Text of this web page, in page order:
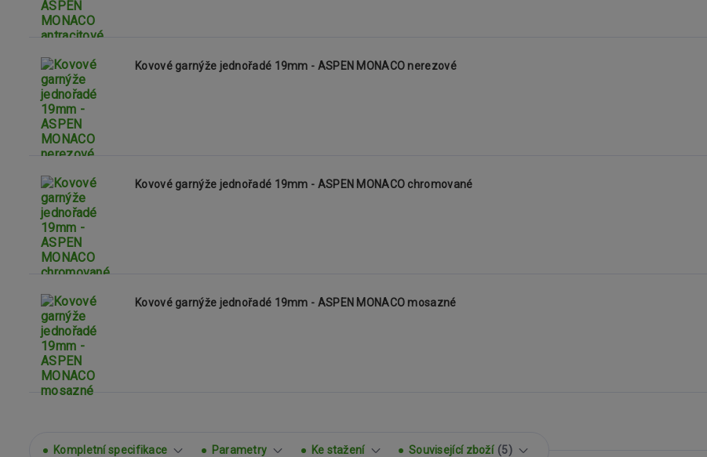
Kovové garnýže jednořadé 19mm - ASPEN MONACO nerezové
Kovové garnýže jednořadé 19mm - ASPEN MONACO chromované
Kovové garnýže jednořadé 19mm - ASPEN MONACO mosazné
Kompletní specifikace Parametry Ke stažení Související zboží 5